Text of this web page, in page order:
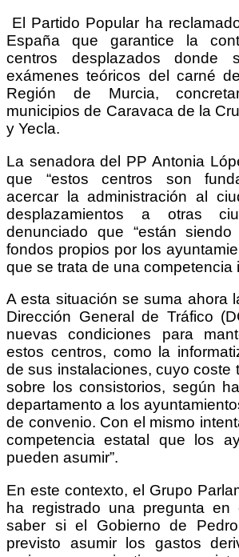
El Partido Popular ha
España que garantice la
centros desplazados donde
exámenes teóricos del carné
Región de Murcia,
municipios de Caravaca de la
y Yecla.
La senadora del PP Antonia
que “estos centros son
acercar la administración al
desplazamientos a otras
denunciado que “están
fondos propios por los
que se trata de una competencia
A esta situación se suma ahora
Dirección General de Tráfico
nuevas condiciones para
estos centros, como la
de sus instalaciones, cuyo coste
sobre los consistorios, según
departamento a los
de convenio. Con el mismo
competencia estatal que los
pueden asumir”.
En este contexto, el Grupo
ha registrado una pregunta en
saber si el Gobierno de
previsto asumir los gastos